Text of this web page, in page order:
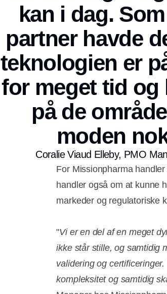
kan i dag.
partner havde
teknologien er
for meget tid og
på de
moden
Coralie Viaud Elleby, PMO
For Missionpharma
handler også om at kunne
markeder og regulatoriske
"Vi er en del af en meget
ikke står stille, og samtidig
validering og
kompleksitet og samtidig